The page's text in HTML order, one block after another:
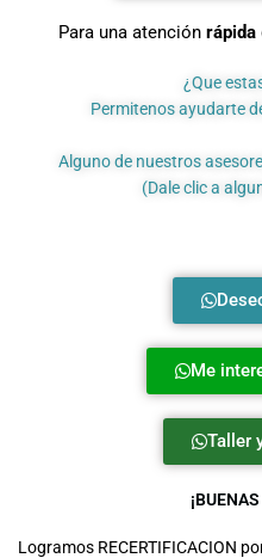
Para una atención rápida
¿Que
Permitenos ayudarte
Alguno de nuestros
(Dale clic a
Me
Taller
Logramos RECERTIFICACION